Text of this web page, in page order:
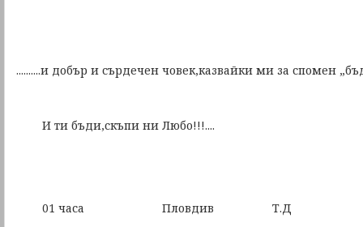
..........и добър и сърдечен човек,казвайки ми за спомен
И ти бъди,скъпи ни Любо!!!....
01 часа Пловдив Т.Д